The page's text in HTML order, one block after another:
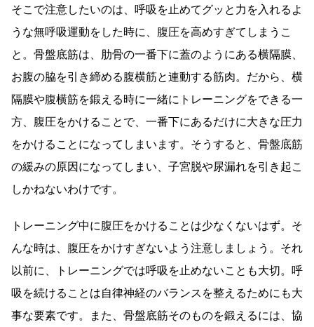
そこで注意したいのは、呼吸を止めてグッと力を入れるよ
うな無呼吸運動をした時に、腹圧を高めすぎてしまうこ
と。骨盤底筋は、肋骨の一番下に蓋のようにある横隔膜、
お腹の脇を引き締める腹横筋と連動する筋肉。だから、横
隔膜や腹横筋を鍛える時に一緒にトレーニングをできる一
方、腹圧をかけることで、一番下にあるだけに大きな圧力
をかけることになってしまいます。そうすると、骨盤底筋
の緩みの原因になってしまい、子宮脱や尿漏れを引き起こ
しかねないわけです。
トレーニング中に腹圧をかけることは少なくないはず。そ
んな時は、腹圧をかけすぎないよう注意しましょう。それ
以前に、トレーニングでは呼吸を止めないことも大切。呼
吸を続けることは自律神経のバランスを整えるためにも大
事な要素です。また、骨盤底筋そのものを鍛えるには、協